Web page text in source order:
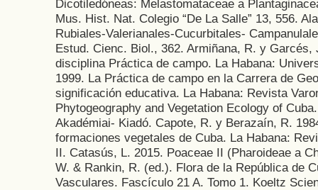
Dicotiledóneas: Melastomataceae a
Mus. Hist. Nat. Colegio “De La Salle” 13, 556.
Rubiales-Valerianales-Cucurbitales-
Estud. Cienc. Biol., 362. Armiñana, R. y Garcés,
disciplina Práctica de campo. La Habana:
1999. La Práctica de campo en la Carrera de
significación educativa. La Habana: Revista
Phytogeography and Vegetation Ecology of
Akadémiai- Kiadó. Capote, R. y Berazaín, R.
formaciones vegetales de Cuba. La Habana:
II. Catasús, L. 2015. Poaceae II (Pharoideae a
W. & Rankin, R. (ed.). Flora de la República de
Vasculares. Fascículo 21 A. Tomo 1. Koeltz